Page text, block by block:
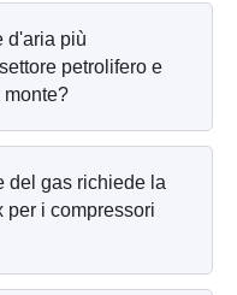
d'aria più
petrolifero e
del gas richiede la
per i compressori